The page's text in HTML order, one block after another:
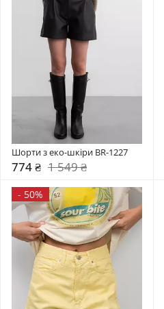
Шорти з еко-шкіри BR-1227
774 ₴ 1 549 ₴
- 50%